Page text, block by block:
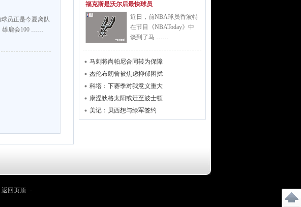
员正是今夏离队
雄鹿会100 ……
福克斯是沃尔后最快球员
近日，前NBA球员香波特
在节目《NBAToday》中
谈到了马 ……
马刺将尚帕尼合同转为保障
杰伦布朗曾被焦虑抑郁困扰
科塔：下赛季对我意义重大
康涅狄格太阳或迁至波士顿
美记：贝西想与绿军签约
返回页顶 -